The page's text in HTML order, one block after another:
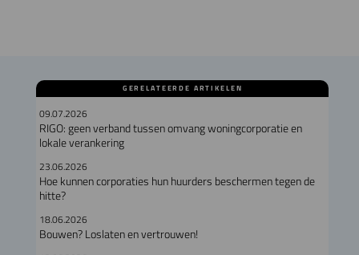
GERELATEERDE ARTIKELEN
09.07.2026
RIGO: geen verband tussen omvang woningcorporatie en
lokale verankering
23.06.2026
Hoe kunnen corporaties hun huurders beschermen tegen de
hitte?
18.06.2026
Bouwen? Loslaten en vertrouwen!